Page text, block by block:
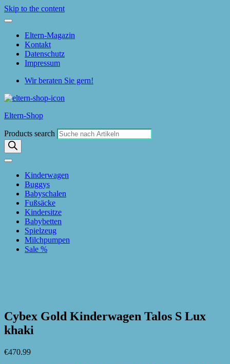
Skip to the content
Eltern-Magazin
Kontakt
Datenschutz
Impressum
Wir beraten Sie gern!
Eltern-Shop
Products search
Kinderwagen
Buggys
Babyschalen
Fußsäcke
Kindersitze
Babybetten
Spielzeug
Milchpumpen
Sale %
Cybex Gold Kinderwagen Talos S Lux
khaki
€470.99